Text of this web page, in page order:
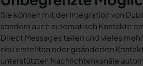
Sie können mit der Integration von
sondern auch automatisch Kontakte
Direct Messages teilen und vieles
neu erstellten oder geänderten
unterstützten Nachrichtenkanäle